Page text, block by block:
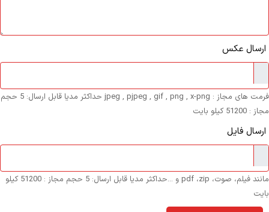
عکس
فرمت های مجاز : jpeg , pjpeg , gif , png , x-png حداکثر مدیا قابل ارسال: 5 حجم
کیلو بایت
فایل
مانند فیلم، صوت، pdf ،zip و ...حداکثر مدیا قابل ارسال: 5 حجم مجاز : 51200 کیلو